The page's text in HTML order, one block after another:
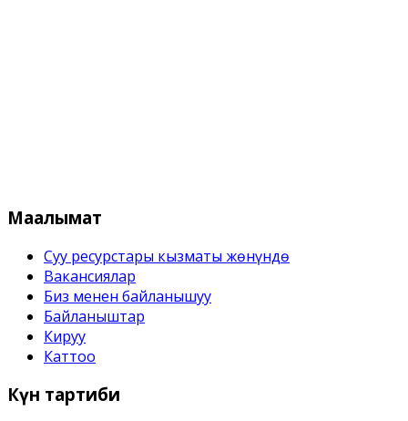
Маалымат
Суу ресурстары кызматы жѳнүндѳ
Вакансиялар
Биз менен байланышуу
Байланыштар
Кируу
Каттоо
Күн тартиби